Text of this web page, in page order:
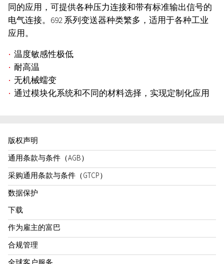
同的应用，可提供各种压力连接和带有标准输出信号的
电气连接。692 系列变送器种类繁多，适用于各种工业
应用。
温度敏感性极低
耐高温
无机械蠕变
通过模块化系统和不同的材料选择，实现定制化应用
版权声明
通用条款与条件（AGB）
采购通用条款与条件（GTCP）
数据保护
下载
作为雇主的富巴
合规管理